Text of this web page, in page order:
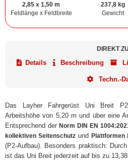
2,85 x 1,50 m
Feldlänge x Feldbreite
237,8 kg
Gewicht
DIREKT ZU
Details Beschreibung
Techn.-
Das Layher Fahrgerüst Uni Breit
Arbeitshöhe von 5,20 m und über eine
Entsprechend derNorm DIN EN
kollektiven Seitenschutzund Plattformen
(P2-Aufbau). Besonders praktisch:
ist das Uni Breit jederzeit auf bis zu